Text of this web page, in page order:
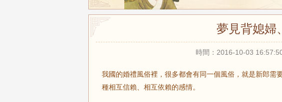
夢見背媳婦
時間：2016-10-03
我國的婚禮風俗裡，很多都會有同一個風俗，就是新郎需
種相互信賴、相互依賴的感情。